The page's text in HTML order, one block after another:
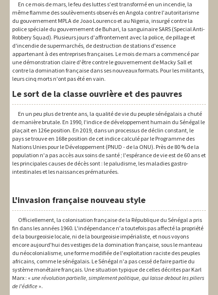
En ce mois de mars, le feu des luttes s'est transformé en un incendie, la
même flamme des soulèvements observés en Angola contre l'autoritarisme
du gouvernement MPLA de Joao Lourenco et au Nigeria, insurgé contre la
police spéciale du gouvernement de Buhari, la sanguinaire SARS (Special Anti-
Robbery Squad). Plusieurs jours d'affrontement avec la police, de pillage et
d'incendie de supermarchés, de destruction de stations d'essence
appartenant à des entreprises françaises. Le mois de mars a commencé par
une démonstration claire d'être contre le gouvernement de Macky Sall et
contre la domination française dans ses nouveaux formats. Pour les militants,
leurs cinq morts n'ont pas été en vain.
Le sort de la classe ouvrière et des pauvres
En un peu plus de trente ans, la qualité de vie du peuple sénégalais a chuté
de manière brutale. En 1990, l'indice de développement humain du Sénégal le
plaçait en 126e position. En 2019, dans un processus de déclin constant, le
pays se trouve en 168e position de cet indice calculé par le Programme des
Nations Unies pour le Développement (PNUD - de la ONU). Près de 80 % de la
population n'a pas accès aux soins de santé ; l'espérance de vie est de 60 ans et
les principales causes de décès sont : le paludisme, les maladies gastro-
intestinales et les naissances prématurées.
L'invasion française nouveau style
Officiellement, la colonisation française de la République du Sénégal a pris
fin dans les années 1960. L'indépendance n'a toutefois pas affecté la propriété
de la bourgeoisie locale, ni de la bourgeoisie impérialiste, et nous voyons
encore aujourd'hui des vestiges de la domination française, sous le manteau
du néocolonialisme, une forme modifiée de l'exploitation raciste des peuples
africains, comme le sénégalais. Le Sénégal n'a pas cessé de faire partie du
système monétaire français. Une situation typique de celles décrites par Karl
Marx : « une révolution partielle, simplement politique, qui laisse debout les piliers
de l'édifice ».